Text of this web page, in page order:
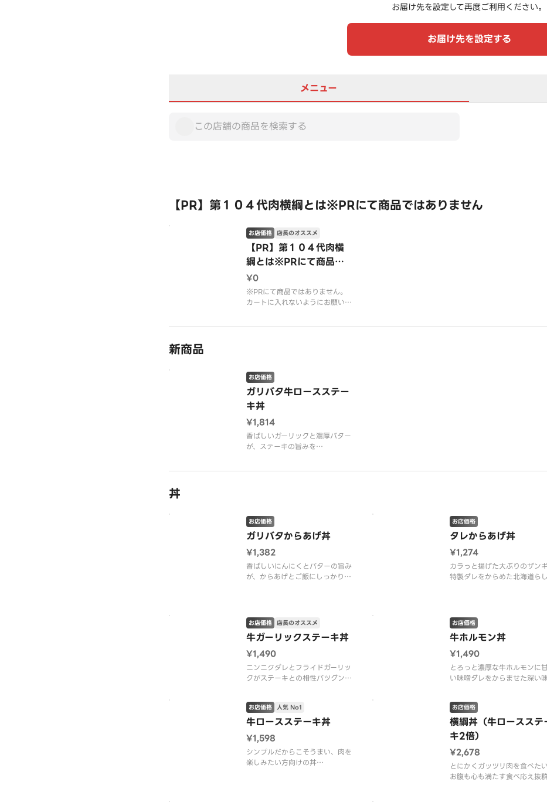
お届け先を設定して再度ご利用ください。
お届け先を設定する
メニュー
【PR】第１０４代肉横綱とは※PRにて商品ではありません
【PR】第１０４代肉横
綱とは※PRにて商品で
はありません
お店価格 店長のオススメ
¥0
※PRにて商品ではありません。
カートに入れないようにお願い致
ボリューム満点、できたて熱
新商品
ガリバタ牛ロースステー
キ丼
お店価格
¥1,814
香ばしいガーリックと濃厚バター
が、ステーキの旨みを
丼
ガリバタからあげ丼
お店価格
¥1,382
香ばしいにんにくとバターの旨み
が、からあげとご飯にしっかり絡
タレからあげ丼
お店価格
¥1,274
カラっと揚げた大ぶりのザン
特製ダレをからめた北海道ら
牛ガーリックステーキ丼
お店価格 店長のオススメ
¥1,490
ニンニクダレとフライドガーリッ
クがステーキとの相性バツグン！
ております。
牛ホルモン丼
お店価格
¥1,490
とろっと濃厚な牛ホルモンに
い味噌ダレをからませた深い
牛ロースステーキ丼
お店価格 人気 No1
¥1,598
シンプルだからこそうまい、肉を
楽しみたい方向けの丼
横綱丼（牛ロースステ
キ2倍）
お店価格
¥2,678
とにかくガッツリ肉を食べた
お腹も心も満たす食べ応え抜